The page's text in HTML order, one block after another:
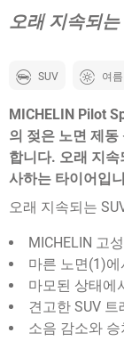
of
6
오래 지속되
SUV 여름
MICHELIN Pilot
의 젖은 노면 제
합니다. 오래 지
사하는 타이어입
오래 지속되는
MICHELIN 고
마른 노면(1)
마모된 상태에
견고한 SUV
소음 감소와